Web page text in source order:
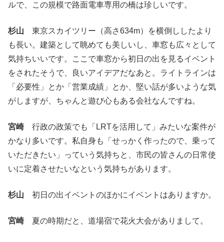
ルで、この規模で路面電車専用の橋は珍しいです。
杉山 東京スカイツリー（高さ634m）を横倒ししたより
も長い。建築として眺めても美しいし、車窓も広々として
気持ちいいです。ここで車窓から初日の出を見るイベント
をされたそうで、良いアイデアだなあと。ライトラインは
「必要性」とか「営業成績」とか、堅い話が多いような気
がしますが、ちゃんと遊び心もある会社なんですね。
宮崎行政の政策でも「LRTを活用して」みたいな案件が
かなり多いです。私自身も「せっかく作ったので、乗って
いただきたい」っていう気持ちと、市民の皆さんの日常使
いに定着させたいなという気持ちがあります。
杉山 初日の出イベントのほかにイベントはありますか。
宮崎夏の時期だと、道場宿で花火大会がありまして。